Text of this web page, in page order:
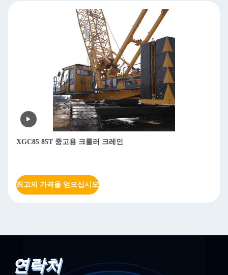
XGC85 85T 중고용 크롤러 크레인
최고의 가격을 얻으십시오
연락처